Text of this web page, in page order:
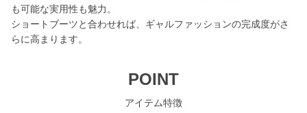
も可能な実用性も魅力。
ショートブーツと合わせれば、ギャルファッションの完成度がさ
らに高まります。
POINT
アイテム特徴